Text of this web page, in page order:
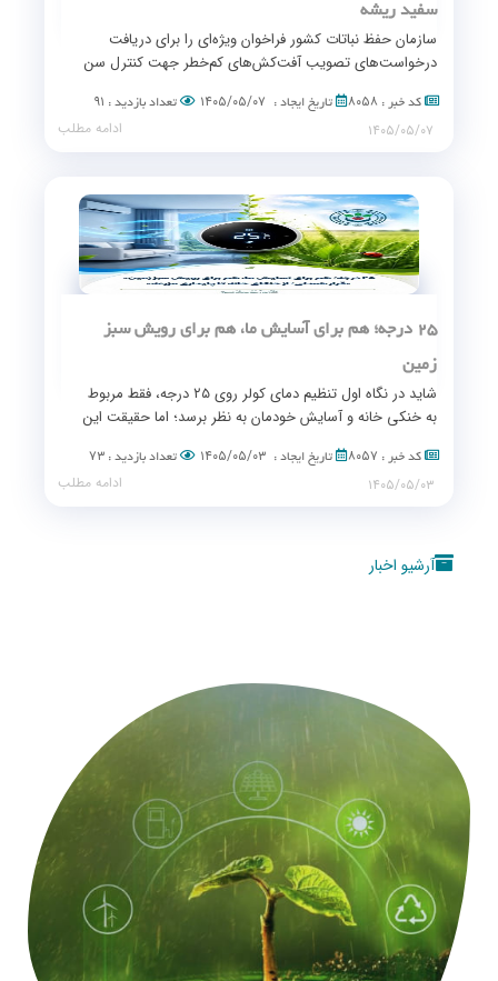
سفید ریشه
سازمان حفظ نباتات کشور فراخوان ویژه‌ای را برای دریافت
درخواست‌های تصویب آفت‌کش‌های کم‌خطر جهت کنترل سن
سفید ریشه صادر کرد.
کد خبر : ۸۰۵۸ تاریخ ایجاد :
۱۴۰۵/۰۵/۰۷
۱۴۰۵/۰۵/۰۷
تعداد بازدید : ۹۱
ادامه مطلب
۲۵ درجه؛ هم برای آسایش ما، هم برای رویش سبز
زمین
شاید در نگاه اول تنظیم دمای کولر روی ۲۵ درجه، فقط مربوط
به خنکی خانه و آسایش خودمان به نظر برسد؛ اما حقیقت این
کشاورزی و سرسبزی مزارع کشورمان گره خورده است.
کد خبر : ۸۰۵۷ تاریخ ایجاد :
۱۴۰۵/۰۵/۰۳
۱۴۰۵/۰۵/۰۳
تعداد بازدید : ۷۳
ادامه مطلب
آرشیو اخبار